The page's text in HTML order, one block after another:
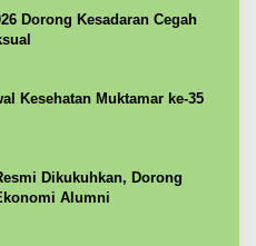
Dorong Kesadaran Cegah
Kesehatan Muktamar ke-35
Dikukuhkan, Dorong
Alumni